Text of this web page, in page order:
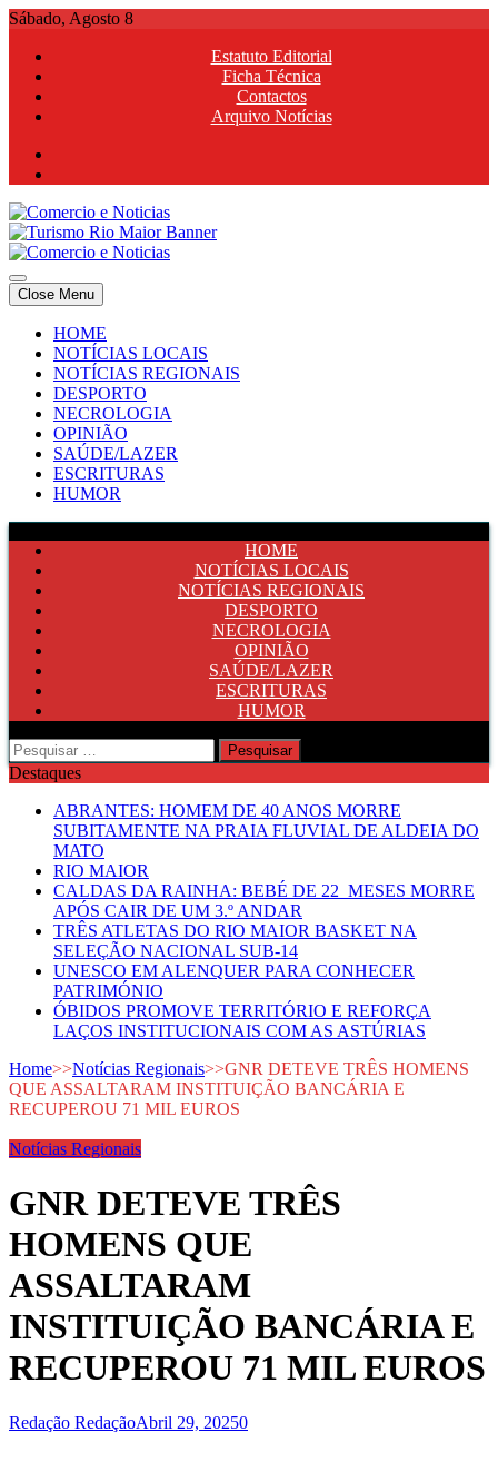
Skip
content
Sábado, Agosto 8
Estatuto Editorial
Ficha Técnica
Contactos
Arquivo Notícias
Comercio e Noticias
Notícias e Publicidade Online
Comercio e Noticias
Notícias e Publicidade Online
Close Menu
HOME
NOTÍCIAS LOCAIS
NOTÍCIAS REGIONAIS
DESPORTO
NECROLOGIA
OPINIÃO
SAÚDE/LAZER
ESCRITURAS
HUMOR
HOME
NOTÍCIAS LOCAIS
NOTÍCIAS REGIONAIS
DESPORTO
NECROLOGIA
OPINIÃO
SAÚDE/LAZER
ESCRITURAS
HUMOR
Pesquisar
por:
Destaques
ABRANTES: HOMEM DE 40 ANOS MORRE
SUBITAMENTE NA PRAIA FLUVIAL DE ALDEIA DO
MATO
RIO MAIOR
CALDAS DA RAINHA: BEBÉ DE 22 MESES MORRE
APÓS CAIR DE UM 3.º ANDAR
TRÊS ATLETAS DO RIO MAIOR BASKET NA
SELEÇÃO NACIONAL SUB-14
UNESCO EM ALENQUER PARA CONHECER
PATRIMÓNIO
ÓBIDOS PROMOVE TERRITÓRIO E REFORÇA
LAÇOS INSTITUCIONAIS COM AS ASTÚRIAS
Home>>Notícias Regionais>>GNR DETEVE TRÊS HOMENS
QUE ASSALTARAM INSTITUIÇÃO BANCÁRIA E
RECUPEROU 71 MIL EUROS
Notícias Regionais
GNR DETEVE TRÊS
HOMENS QUE
ASSALTARAM
INSTITUIÇÃO BANCÁRIA E
RECUPEROU 71 MIL EUROS
Redação RedaçãoAbril 29, 20250